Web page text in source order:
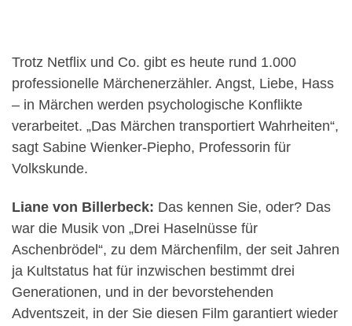
Trotz Netflix und Co. gibt es heute rund 1.000
professionelle Märchenerzähler. Angst, Liebe, Hass
– in Märchen werden psychologische Konflikte
verarbeitet. „Das Märchen transportiert Wahrheiten“,
sagt Sabine Wienker-Piepho, Professorin für
Volkskunde.
Liane von Billerbeck: Das kennen Sie, oder? Das
war die Musik von „Drei Haselnüsse für
Aschenbrödel“, zu dem Märchenfilm, der seit Jahren
ja Kultstatus hat für inzwischen bestimmt drei
Generationen, und in der bevorstehenden
Adventszeit, in der Sie diesen Film garantiert wieder